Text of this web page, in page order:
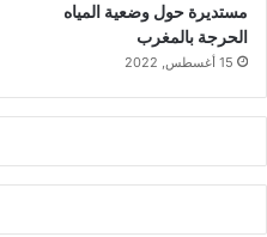
مستديرة حول وضعية المياه
الحرجة بالمغرب
15 أغسطس, 2022